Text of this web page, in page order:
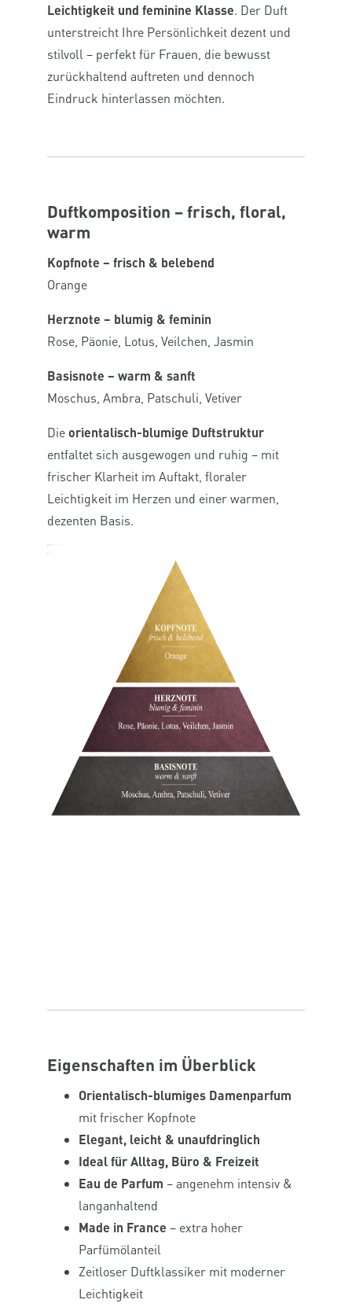
Leichtigkeit und feminine Klasse. Der Duft
unterstreicht Ihre Persönlichkeit dezent und
stilvoll – perfekt für Frauen, die bewusst
zurückhaltend auftreten und dennoch
Eindruck hinterlassen möchten.
Duftkomposition – frisch, floral,
warm
Kopfnote – frisch & belebend
Orange
Herznote – blumig & feminin
Rose, Päonie, Lotus, Veilchen, Jasmin
Basisnote – warm & sanft
Moschus, Ambra, Patschuli, Vetiver
Dieorientalisch-blumige Duftstruktur
entfaltet sich ausgewogen und ruhig – mit
frischer Klarheit im Auftakt, floraler
Leichtigkeit im Herzen und einer warmen,
dezenten Basis.
Eigenschaften im Überblick
Orientalisch-blumiges Damenparfum
mit frischer Kopfnote
Elegant, leicht & unaufdringlich
Ideal für Alltag, Büro & Freizeit
Eau de Parfum – angenehm intensiv &
langanhaltend
Made in France – extra hoher
Parfümölanteil
Zeitloser Duftklassiker mit moderner
Leichtigkeit